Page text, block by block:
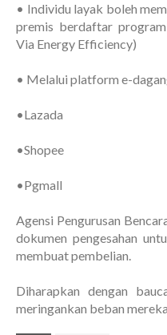
• Individu layak boleh
premis berdaftar
Via Energy Efficiency)
• Melalui platform e-
•Lazada
•Shopee
•Pgmall
Agensi Pengurusan
dokumen pengesahan
membuat pembelian.
Diharapkan dengan
meringankan beban